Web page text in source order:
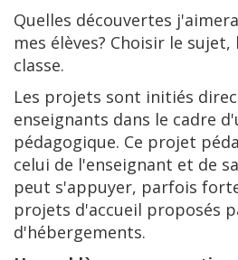
Quelles découvertes
mes élèves? Choisir le
classe.
Les projets sont initiés
enseignants dans le cadre
pédagogique. Ce projet
celui de l'enseignant et de
peut s'appuyer, parfois
projets d'accueil proposés
d'hébergements.